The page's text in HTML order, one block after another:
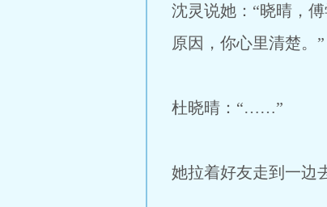
沈灵说她：“晓晴，
原因，你心里清楚。”
杜晓晴：“……”
她拉着好友走到一边